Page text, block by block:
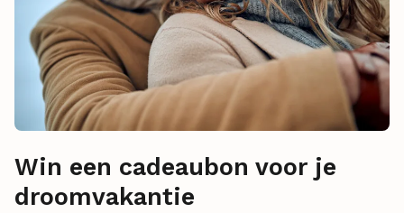
Win een cadeaubon voor je
droomvakantie